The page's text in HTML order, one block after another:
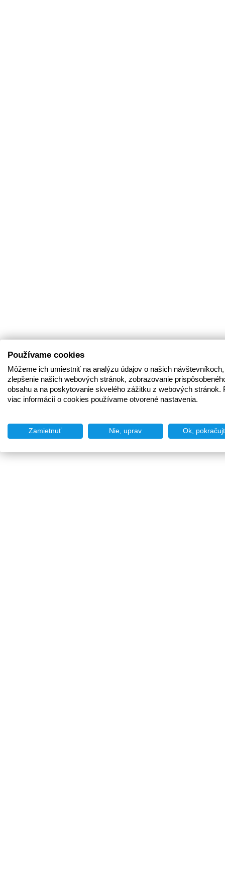
Používame cookies
Môžeme ich umiestniť na analýzu údajov o našich
zlepšenie našich webových stránok, zobrazovanie
obsahu a na poskytovanie skvelého zážitku z webových stránok.
viac informácií o cookies používame otvorené nastavenia.
Zamietnuť Nie, uprav Ok,